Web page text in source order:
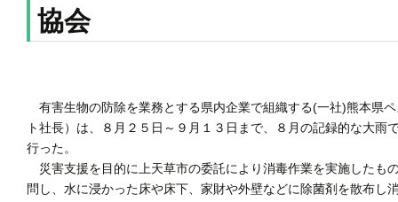
協会
有害生物の防除を業務とする県内企業で組織する(一社)熊本県
ト社長）は、８月２５日～９月１３日まで、８月の記録的な大
行った。
災害支援を目的に上天草市の委託により消毒作業を実施したも
問し、水に浸かった床や床下、家財や外壁などに除菌剤を散布し